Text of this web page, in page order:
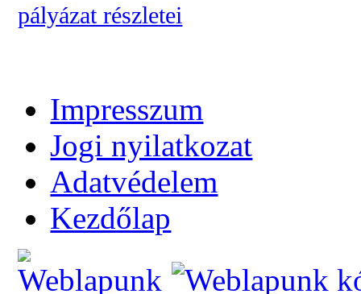
pályázat részletei
Impresszum
Jogi nyilatkozat
Adatvédelem
Kezdőlap